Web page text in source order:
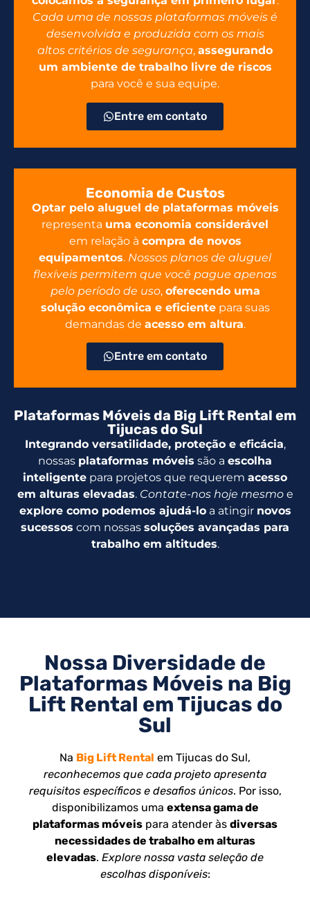
Cada uma de nossas plataformas móveis é
desenvolvida e produzida com os mais
altos critérios de segurança, assegurando
um ambiente de trabalho livre de riscos
para você e sua equipe.
Entre em contato
Economia de Custos
Optar pelo aluguel de plataformas móveis
representa uma economia considerável
em relação à compra de novos
equipamentos. Nossos planos de aluguel
flexíveis permitem que você pague apenas
pelo período de uso, oferecendo uma
solução econômica e eficientepara suas
demandas de acesso em altura.
Entre em contato
Plataformas Móveis da Big Lift Rental em
Tijucas do Sul
Integrando versatilidade, proteção e eficácia,
nossas plataformas móveis são a escolha
inteligente para projetos que requerem acesso
em alturas elevadas. Contate-nos hoje mesmoe
explore como podemos ajudá-loa atingir novos
sucessos com nossas soluções avançadas para
trabalho em altitudes.
Nossa Diversidade de
Plataformas Móveis na Big
Lift Rental em Tijucas do
Sul
Na Big Lift Rental em Tijucas do Sul,
reconhecemos que cada projeto apresenta
requisitos específicos e desafios únicos. Por isso,
disponibilizamos uma extensa gama de
plataformas móveis para atender às diversas
necessidades de trabalho em alturas
elevadas. Explore nossa vasta seleção de
escolhas disponíveis: